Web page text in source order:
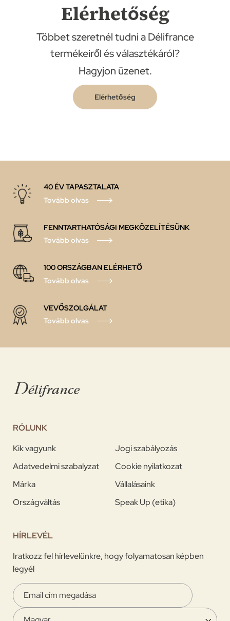
Elérhetőség
Többet szeretnél tudni a Délifrance
termékeiről és választékáról?
Hagyjon üzenet.
Elérhetőség
40 ÉV TAPASZTALATA
Tovább olvas
FENNTARTHATÓSÁGI MEGKÖZELÍTÉSÜNK
Tovább olvas
100 ORSZÁGBAN ELÉRHETŐ
Tovább olvas
VEVŐSZOLGÁLAT
Tovább olvas
RÓLUNK
Kik vagyunk
Jogi szabályozás
Adatvedelmi szabalyzat
Cookie nyilatkozat
Márka
Vállalásaink
Országváltás
Speak Up (etika)
HÍRLEVÉL
Iratkozz fel hírlevelünkre, hogy folyamatosan képben
legyél